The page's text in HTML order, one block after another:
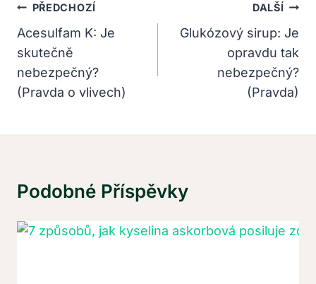
Navigace
Pro
Příspěvek
PŘEDCHOZÍ
Acesulfam K: Je
skutečně
nebezpečný?
(Pravda o vlivech)
DALŠÍ
Glukózový sirup: Je
opravdu tak
nebezpečný?
(Pravda)
Podobné Příspěvky